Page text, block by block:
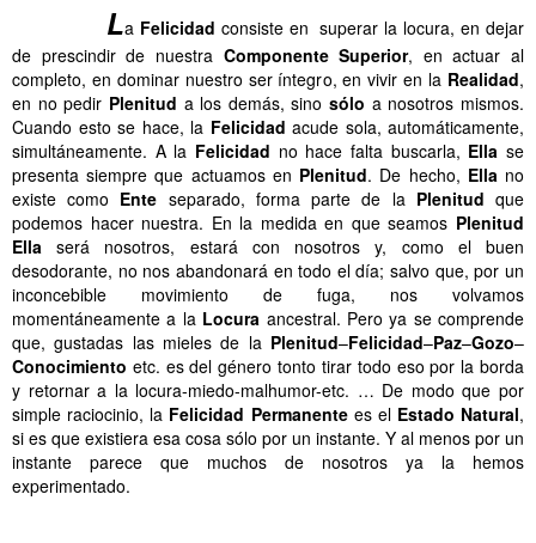
La Felicidad consiste en superar la locura, en dejar
de prescindir de nuestra Componente Superior, en actuar al
completo, en dominar nuestro ser íntegro, en vivir en la Realidad,
en no pedir Plenitud a los demás, sinosólo a nosotros mismos.
Cuando esto se hace, la Felicidad acude sola, automáticamente,
simultáneamente. A la Felicidad no hace falta buscarla, Ella se
presenta siempre que actuamos en Plenitud. De hecho, Ella no
existe como Ente separado, forma parte de la Plenitud que
podemos hacer nuestra. En la medida en que seamos Plenitud
Ella será nosotros, estará con nosotros y, como el buen
desodorante, no nos abandonará en todo el día; salvo que, por un
inconcebible movimiento de fuga, nos volvamos
momentáneamente a la Locura ancestral. Pero ya se comprende
que, gustadas las mieles de la Plenitud–Felicidad–Paz–Gozo–
Conocimiento etc. es del género tonto tirar todo eso por la borda
y retornar a la locura-miedo-malhumor-etc. … De modo que por
simple raciocinio, la Felicidad Permanentees el Estado Natural,
si es que existiera esa cosa sólo por un instante. Y al menos por un
instante parece que muchos de nosotros ya la hemos
experimentado.